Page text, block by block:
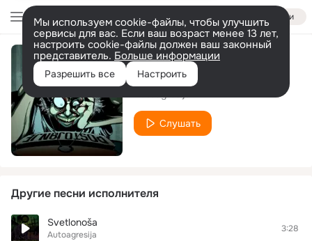
Войти
Мы используем cookie-файлы, чтобы улучшить
сервисы для вас. Если ваш возраст менее 13 лет,
настроить cookie-файлы должен ваш законный
представитель. Больше информации
Разрешить все Настроить
Postojanje
Слушать
Другие песни исполнителя
Svetlonoša
Autoagresija
3:28